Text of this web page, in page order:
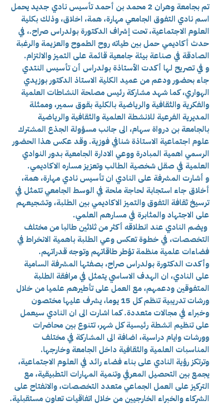
تم بجامعة وهران 2 محمد بن أحمد تأسيس نادي جديد يحمل
اسم نادي التفوق الجامعي مهارة، همة، اخلاق، وذلك بكلية
العلوم الاجتماعية، تحت إشراف الدكتورة بولدراس صراح.، في
حدث أكاديمي حمل بين طياته روح الطموح والعزيمة والرغبة
الصادقة في صناعة بيئة جامعية قائمة على التميز والالتزام.
و في تصريح لها أكدت الأستاذة بولدراس أن تأسيس النتدي
جاء بحضور ودعم من عميد الكلية الاستاذ الدكتور بوزيدي
الهواري، كما شهد مشاركة رئيس مصلحة النشاطات العلمية
والفكرية والثقافية والرياضية بالكلية بقوق سمير، وممثلة
المديرية الفرعية للانشطة العلمية والثقافية والرياضية
بالجامعة بن درواة سهام، الى جانب مسؤولة الجذع المشترك
علوم اجتماعية الاستاذة شنافي فوزية. وقد عكس هذا الحضور
الرسمي اهمية المبادرة ووعي الادارة الجامعية بدور النوادي
العلمية في صقل شخصية الطالب وتعزيز مساره الاكاديمي.
و أشارت المشرفة على النادي ان تأسيس نادي مهارة، همة،
أخلاق جاء استجابة لحاجة ملحة في الوسط الجامعي تتمثل في
ترسيخ ثقافة التفوق والتميز الاكاديمي بين الطلبة، وتشجيعهم
على الاجتهاد والمثابرة في مسارهم العلمي.
ويضم النادي عند انطلاقه أكثر من ثلاثين طالبا من مختلف
التخصصات، في خطوة تعكس وعي الطلبة باهمية الانخراط في
فضاءات علمية منظمة تؤطر طاقاتهم وتوجه قدراتهم.
وأكدت الدكتورة بولدراس صراح، بصفتها المشرفة السامية
على النادي، ان الهدف الاساسي يتمثل في مرافقة الطلبة
المتفوقين ودعمهم، مع العمل على تأطيرهم علميا من خلال
ورشات تدريبية تنظم كل 15 يوما، يشرف عليها مختصون
وخبراء في مجالات متعددة. كما اشارت الى ان النادي سيعمل
على تنظيم انشطة رئيسية كل شهر، تتنوع بين محاضرات
وورشات وايام دراسية، اضافة الى المشاركة في مختلف
المناسبات العلمية والثقافية داخل الجامعة وخارجها.
وترتكز رؤية النادي على بناء فضاء رائد في العلوم الاجتماعية،
يجمع بين التحصيل المعرفي وتنمية المهارات التطبيقية، مع
التركيز على العمل الجماعي متعدد التخصصات، والانفتاح على
الشركاء والخبراء الخارجيين من خلال اتفاقيات تعاون مستقبلية.